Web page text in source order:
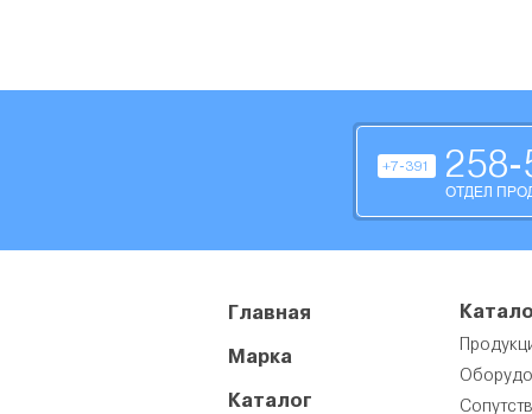
+7-391
ОТДЕЛ
Главная
Марка
Каталог